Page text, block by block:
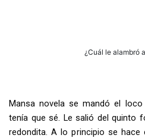
¿Cuál le alambró
Mansa novela se mandó el
tenía que sé. Le salió del quinto
redondita. A lo principio se hace